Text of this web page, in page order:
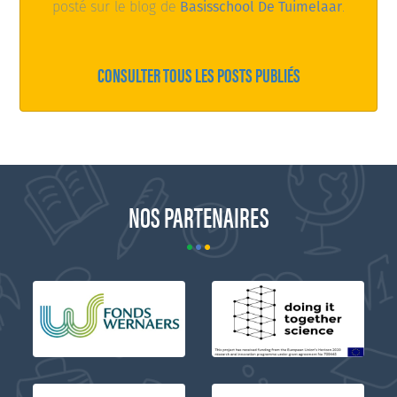
posté sur le blog de Basisschool De Tuimelaar.
CONSULTER TOUS LES POSTS PUBLIÉS
NOS PARTENAIRES